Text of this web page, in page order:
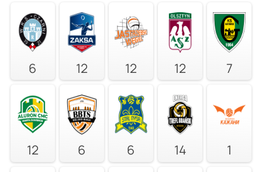
6 12 12 12 7
12 6 6 14 1